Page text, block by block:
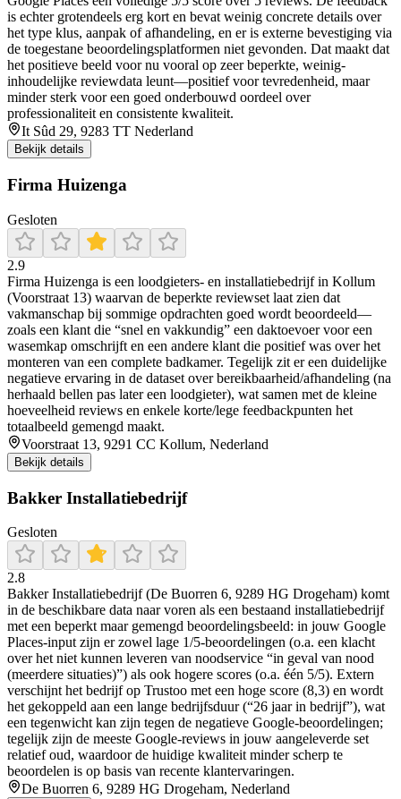
is echter grotendeels erg kort en bevat weinig concrete details over
het type klus, aanpak of afhandeling, en er is externe bevestiging via
de toegestane beoordelingsplatformen niet gevonden. Dat maakt dat
het positieve beeld voor nu vooral op zeer beperkte, weinig-
inhoudelijke reviewdata leunt—positief voor tevredenheid, maar
minder sterk voor een goed onderbouwd oordeel over
professionaliteit en consistente kwaliteit.
It Sûd 29, 9283 TT Nederland
Bekijk details
Firma Huizenga
Gesloten
2.9
Firma Huizenga is een loodgieters- en installatiebedrijf in Kollum
(Voorstraat 13) waarvan de beperkte reviewset laat zien dat
vakmanschap bij sommige opdrachten goed wordt beoordeeld—
zoals een klant die “snel en vakkundig” een daktoevoer voor een
wasemkap omschrijft en een andere klant die positief was over het
monteren van een complete badkamer. Tegelijk zit er een duidelijke
negatieve ervaring in de dataset over bereikbaarheid/afhandeling (na
herhaald bellen pas later een loodgieter), wat samen met de kleine
hoeveelheid reviews en enkele korte/lege feedbackpunten het
totaalbeeld gemengd maakt.
Voorstraat 13, 9291 CC Kollum, Nederland
Bekijk details
Bakker Installatiebedrijf
Gesloten
2.8
Bakker Installatiebedrijf (De Buorren 6, 9289 HG Drogeham) komt
in de beschikbare data naar voren als een bestaand installatiebedrijf
met een beperkt maar gemengd beoordelingsbeeld: in jouw Google
Places-input zijn er zowel lage 1/5-beoordelingen (o.a. een klacht
over het niet kunnen leveren van noodservice “in geval van nood
(meerdere situaties)”) als ook hogere scores (o.a. één 5/5). Extern
verschijnt het bedrijf op Trustoo met een hoge score (8,3) en wordt
het gekoppeld aan een lange bedrijfsduur (“26 jaar in bedrijf”), wat
een tegenwicht kan zijn tegen de negatieve Google-beoordelingen;
tegelijk zijn de meeste Google-reviews in jouw aangeleverde set
relatief oud, waardoor de huidige kwaliteit minder scherp te
beoordelen is op basis van recente klantervaringen.
De Buorren 6, 9289 HG Drogeham, Nederland